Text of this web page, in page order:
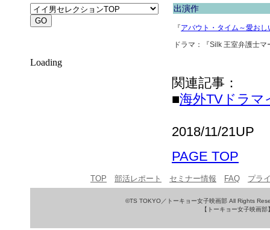
Loading
出演作
『アバウト・タイム～愛お
ドラマ：『Silk 王室弁護士
関連記事：
■海外TVドラマ
2018/11/21UP
PAGE TOP
TOP 部活レポート セミナー情報 FAQ プラ
©TS TOKYO／トーキョー女子映画部 All Rights
【トーキョー女子映画